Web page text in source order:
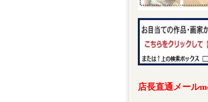
店長直通メール